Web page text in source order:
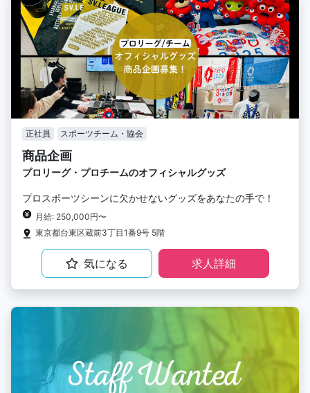
正社員 スポーツチーム・協会
商品企画
プロリーグ・プロチームのオフィシャルグッズ
プロスポーツシーンに欠かせないグッズをあなたの手で！
月給: 250,000円〜
東京都台東区蔵前3丁目1番9号 5階
気になる 求人詳細